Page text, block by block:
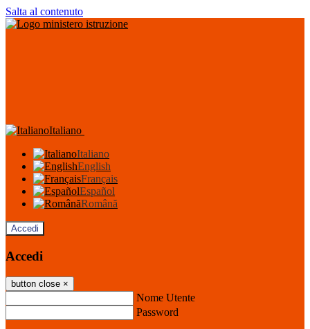
Salta al contenuto
Italiano
Italiano
English
Français
Español
Română
Accedi
Accedi
button close ×
Nome Utente
Password